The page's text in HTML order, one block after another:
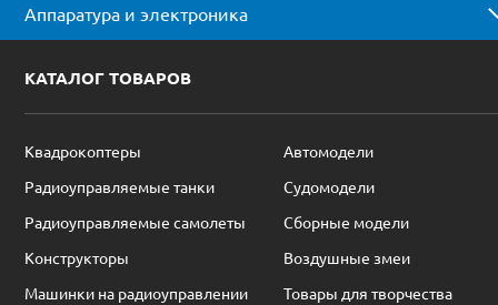
Аппаратура и электроника
КАТАЛОГ ТОВАРОВ
Квадрокоптеры
Автомодели
Радиоуправляемые танки
Судомодели
Радиоуправляемые самолеты
Сборные модели
Конструкторы
Воздушные змеи
Машинки на радиоуправлении
Товары для творчества